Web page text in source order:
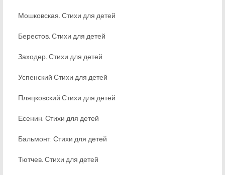
Мошковская. Стихи для детей
Берестов. Стихи для детей
Заходер. Стихи для детей
Успенский Стихи для детей
Пляцковский Стихи для детей
Есенин. Стихи для детей
Бальмонт. Стихи для детей
Тютчев. Стихи для детей